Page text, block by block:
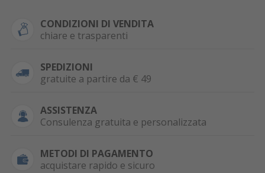
CONDIZIONI DI VENDITA
chiare e trasparenti
SPEDIZIONI
gratuite a partire da € 49
ASSISTENZA
Consulenza gratuita e personalizzata
METODI DI PAGAMENTO
acquistare rapido e sicuro